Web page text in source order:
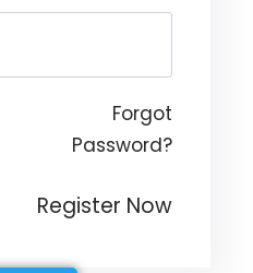
Forgot
Password?
Register Now